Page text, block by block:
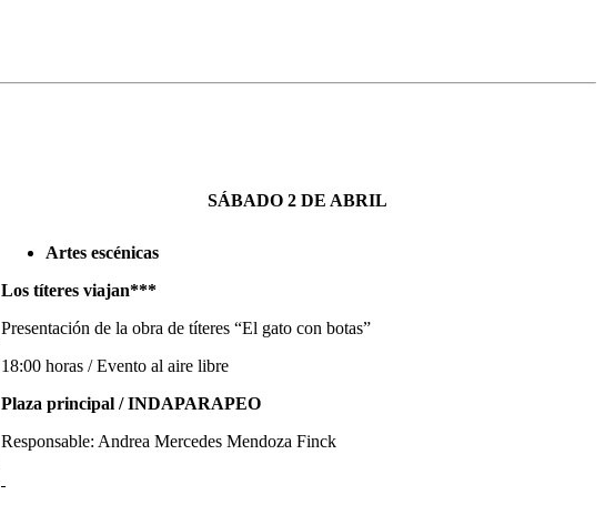
SÁBADO 2 DE ABRIL
Artes escénicas
Los títeres viajan***
Presentación de la obra de títeres “El gato con botas”
18:00 horas / Evento al aire libre
Plaza principal / INDAPARAPEO
Responsable: Andrea Mercedes Mendoza Finck